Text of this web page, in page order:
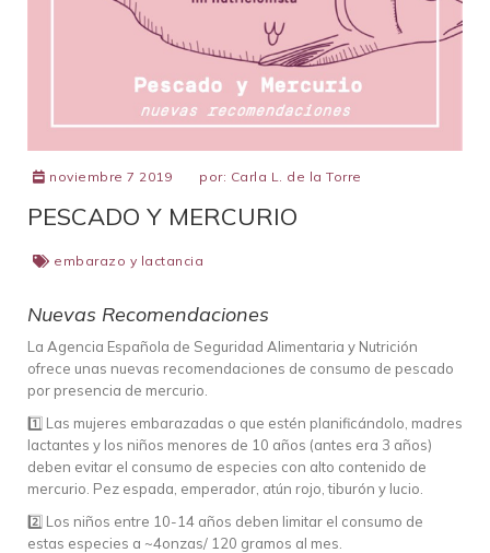
noviembre 7 2019 por: Carla L. de la Torre
PESCADO Y MERCURIO
embarazo y lactancia
Nuevas Recomendaciones
La Agencia Española de Seguridad Alimentaria y Nutrición
ofrece unas nuevas recomendaciones de consumo de pescado
por presencia de mercurio.
1️⃣ Las mujeres embarazadas o que estén planificándolo, madres
lactantes y los niños menores de 10 años (antes era 3 años)
deben evitar el consumo de especies con alto contenido de
mercurio. Pez espada, emperador, atún rojo, tiburón y lucio.
2️⃣ Los niños entre 10-14 años deben limitar el consumo de
estas especies a ~4onzas/ 120 gramos al mes.